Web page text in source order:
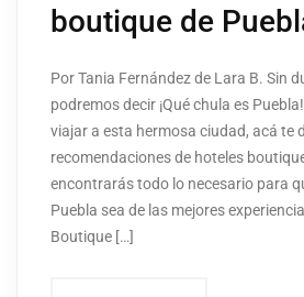
boutique de
Por Tania Fernández de Lara B. Sin
podremos decir ¡Qué chula es
viajar a esta hermosa ciudad, acá te
recomendaciones de hoteles
encontrarás todo lo necesario para
Puebla sea de las mejores
Boutique […]